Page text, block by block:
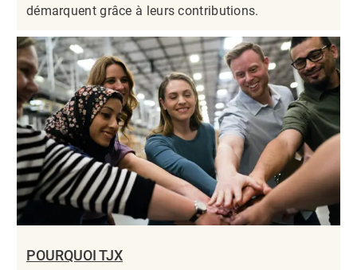
démarquent grâce à leurs contributions.​​​​​​​
POURQUOI TJX